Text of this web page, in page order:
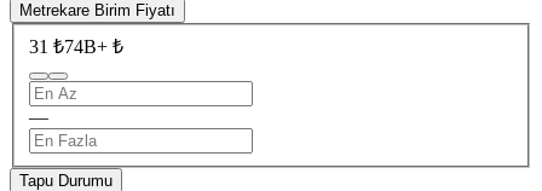
Metrekare Birim Fiyatı
31 ₺74B+ ₺
—
Tapu Durumu